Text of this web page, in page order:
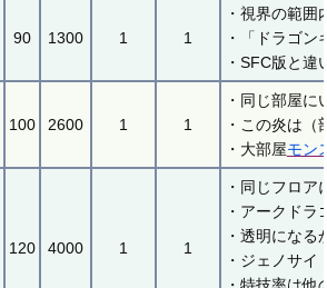
90 1300 1 1
・視界の範
・「ドラゴ
・SFC版と
100 2600 1 1
・同じ部屋
・この炎は
・大部屋モン
120 4000 1 1
・同じフロ
・アークド
・透明にな
・ジェノサ